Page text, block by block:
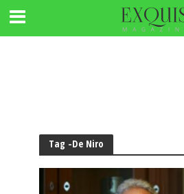
Tag -De Niro